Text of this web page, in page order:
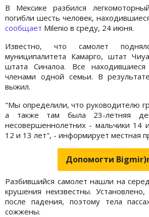
В Мексике разбился
погибли шесть человек,
сообщает Milenio в среду, 24 июня.
Известно, что самолет
муниципалитета Камарго, штат
штата Синалоа. Все
членами одной семьи. В
выжил.
"Мы определили, что руководителю
а также там была 23-летняя
несовершеннолетних - мальчики 14
12 и 13 лет", - информирует местная
Допомогти
Разбившийся самолет нашли на
крушения неизвестны.
после падения, поэтому тела
сожжены.